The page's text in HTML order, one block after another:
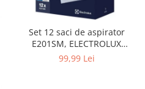
Set 12 saci de aspirator
E201SM, ELECTROLUX
9001684811, CLASSIC LONG
99,99 Lei